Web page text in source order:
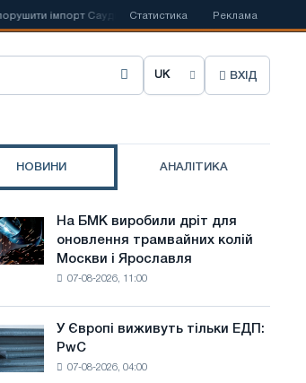
імпорт Саудівської сталі Іспанська Acerinox
Статистика Реклама
О
р
и
м
в
ВХІД
НОВИНИ АНАЛІТИКА
На БМК виробили дріт для
оновлення трамвайних колій
Москви і Ярославля
07-08-2026, 11:00
У Європі виживуть тільки ЕДП:
PwC
07-08-2026, 04:00